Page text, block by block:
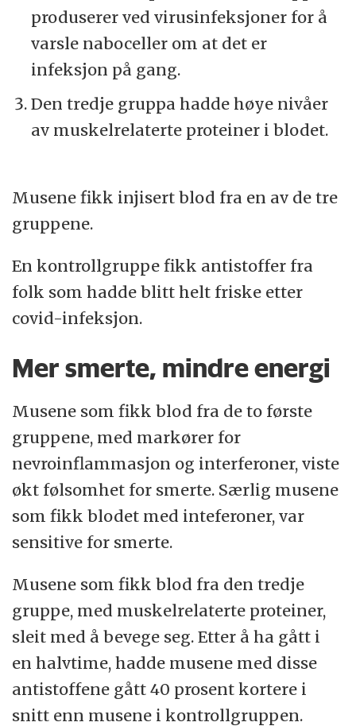
produserer ved virusinfeksjoner for å
varsle naboceller om at det er
infeksjon på gang.
Den tredje gruppa hadde høye nivåer
av muskelrelaterte proteiner i blodet.
Musene fikk injisert blod fra en av de tre
gruppene.
En kontrollgruppe fikk antistoffer fra
folk som hadde blitt helt friske etter
covid-infeksjon.
Mer smerte, mindre energi
Musene som fikk blod fra de to første
gruppene, med markører for
nevroinflammasjon og interferoner, viste
økt følsomhet for smerte. Særlig musene
som fikk blodet med inteferoner, var
sensitive for smerte.
Musene som fikk blod fra den tredje
gruppe, med muskelrelaterte proteiner,
sleit med å bevege seg. Etter å ha gått i
en halvtime, hadde musene med disse
antistoffene gått 40 prosent kortere i
snitt enn musene i kontrollgruppen.